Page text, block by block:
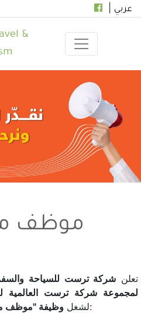
عربي
&
موظف
تعلن شركة ترست للسياحة
لمجموعة شركة ترست العالمية
لشغل وظيفة "موظف ضمن المتطلبات التالية: